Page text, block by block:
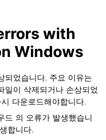
with
Windows
었습니다. 주요 이유는
일이 삭제되거나 손상되었
다운로드해야합니다.
드 의 오류가 발생했습니
합니다.